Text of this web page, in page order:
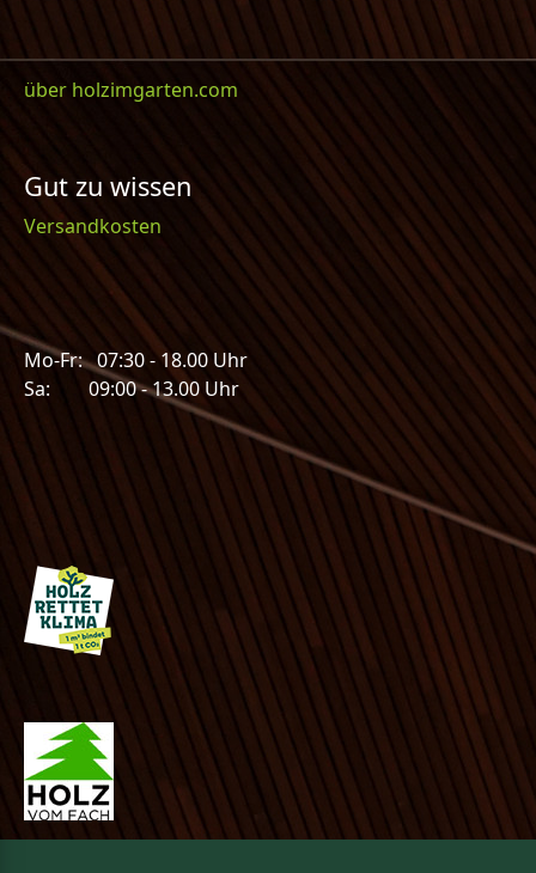
über holzimgarten.com
Gut zu wissen
Versandkosten
Mo-Fr: 07:30 - 18.00 Uhr
Sa: 09:00 - 13.00 Uhr